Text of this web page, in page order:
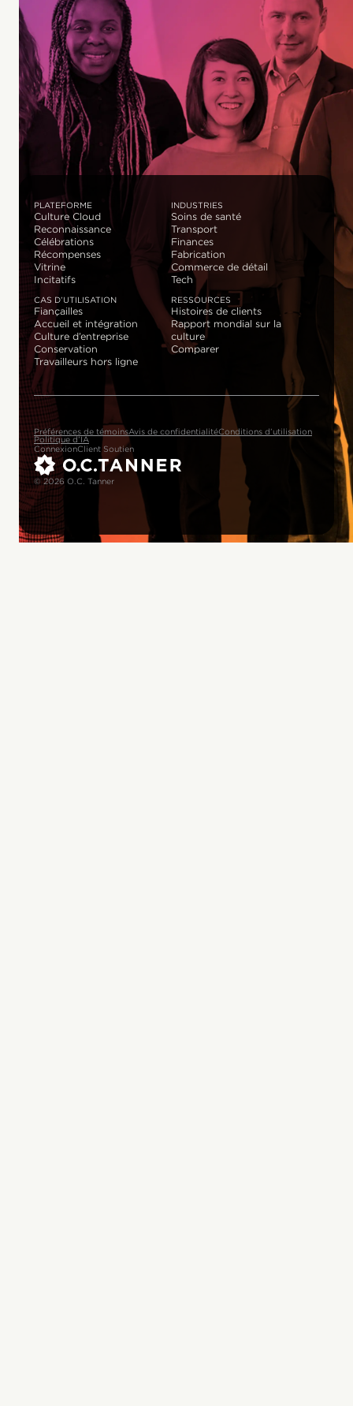
PLATEFORME
Culture Cloud
Reconnaissance
Célébrations
Récompenses
Vitrine
Incitatifs
INDUSTRIES
Soins de santé
Transport
Finances
Fabrication
Commerce de détail
Tech
CAS D’UTILISATION
Fiançailles
Accueil et intégration
Culture d’entreprise
Conservation
Travailleurs hors ligne
RESSOURCES
Histoires de clients
Rapport mondial sur la
culture
Comparer
Préférences de témoinsAvis de confidentialitéConditions d’utilisation
Politique d’IA
ConnexionClient Soutien
© 2026 O.C. Tanner